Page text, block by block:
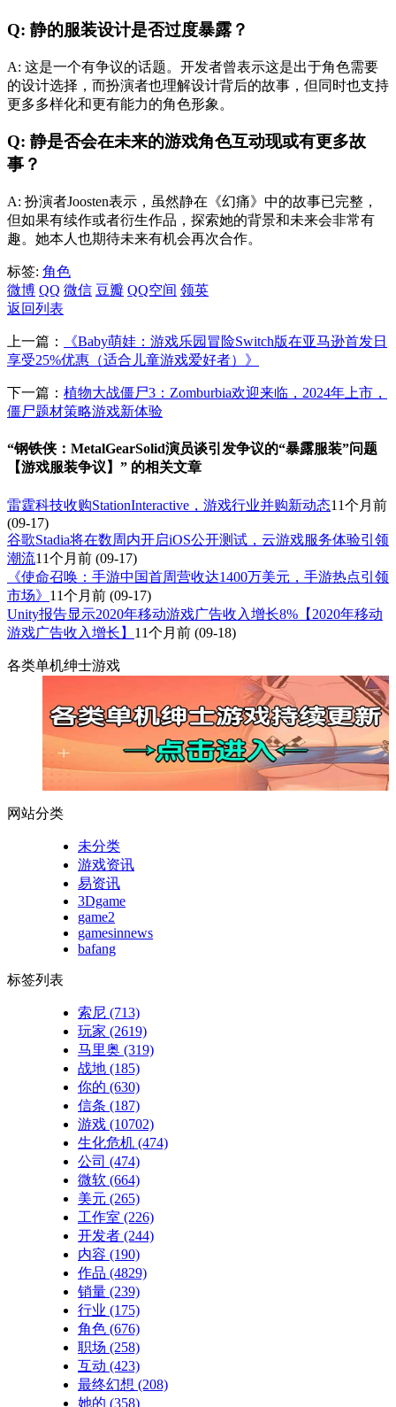
Q: 静的服装设计是否过度暴露？
A: 这是一个有争议的话题。开发者曾表示这是出于角色需要
的设计选择，而扮演者也理解设计背后的故事，但同时也支持
更多多样化和更有能力的角色形象。
Q: 静是否会在未来的游戏角色互动现或有更多故
事？
A: 扮演者Joosten表示，虽然静在《幻痛》中的故事已完整，
但如果有续作或者衍生作品，探索她的背景和未来会非常有
趣。她本人也期待未来有机会再次合作。
标签: 角色
微博 QQ 微信 豆瓣 QQ空间 领英
返回列表
上一篇：
《Baby萌娃：游戏乐园冒险Switch版在亚马逊首发日
享受25%优惠（适合儿童游戏爱好者）》
下一篇： 植物大战僵尸3：Zomburbia欢迎来临，2024年上市，
僵尸题材策略游戏新体验
“钢铁侠：MetalGearSolid演员谈引发争议的“暴露服装”问题
【游戏服装争议】” 的相关文章
雷霆科技收购StationInteractive，游戏行业并购新动态11个月前
(09-17)
谷歌Stadia将在数周内开启iOS公开测试，云游戏服务体验引领
潮流11个月前 (09-17)
《使命召唤：手游中国首周营收达1400万美元，手游热点引领
市场》 11个月前 (09-17)
Unity报告显示2020年移动游戏广告收入增长8%【2020年移动
游戏广告收入增长】 11个月前 (09-18)
各类单机绅士游戏
网站分类
未分类
游戏资讯
易资讯
3Dgame
game2
gamesinnews
bafang
标签列表
索尼 (713)
玩家 (2619)
马里奥 (319)
战地 (185)
你的 (630)
信条 (187)
游戏 (10702)
生化危机 (474)
公司 (474)
微软 (664)
美元 (265)
工作室 (226)
开发者 (244)
内容 (190)
作品 (4829)
销量 (239)
行业 (175)
角色 (676)
职场 (258)
互动 (423)
最终幻想 (208)
她的 (358)